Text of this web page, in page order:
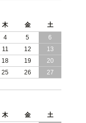
丈 コンパクト 大容
（ リフトアップ
本製
ね上げ式 リフト
ボードレス ベッド
ね上げ式 リフト
木 金
土
4 5
6
11 12
13
18 19
20
25 26
27
木 金
土